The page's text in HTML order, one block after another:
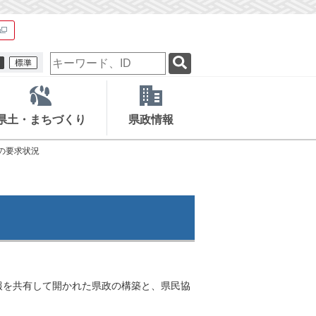
検
索
ー
ー
ド
土・まちづくり 県政情報
要求状況
共有して開かれた県政の構築と、県民協